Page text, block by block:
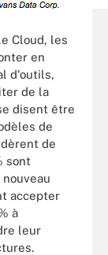
Cloud, les
en
d'outils,
de la
disent être
de
de
sont
accepter
à
leur